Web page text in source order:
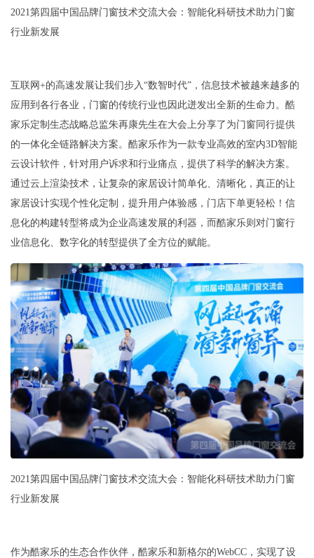
2021第四届中国品牌门窗技术交流大会：智能化科研技术助力门窗
行业新发展
互联网+的高速发展让我们步入“数智时代”，信息技术被越来越多的
应用到各行各业，门窗的传统行业也因此迸发出全新的生命力。酷
家乐定制生态战略总监朱再康先生在大会上分享了为门窗同行提供
的一体化全链路解决方案。酷家乐作为一款专业高效的室内3D智能
云设计软件，针对用户诉求和行业痛点，提供了科学的解决方案。
通过云上渲染技术，让复杂的家居设计简单化、清晰化，真正的让
家居设计实现个性化定制，提升用户体验感，门店下单更轻松！信
息化的构建转型将成为企业高速发展的利器，而酷家乐则对门窗行
业信息化、数字化的转型提供了全方位的赋能。
2021第四届中国品牌门窗技术交流大会：智能化科研技术助力门窗
行业新发展
作为酷家乐的生态合作伙伴，酷家乐和新格尔的WebCC，实现了设